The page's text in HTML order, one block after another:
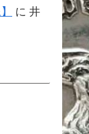
に 井